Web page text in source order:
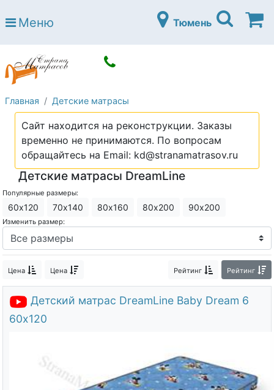
Страна матрасов
Open submenu (Матрасы)
Open submenu (Кровати)
Кровати
Open submenu (Аксессуары)
Open submenu (Диваны)
Диваны
Open submenu (Постельное белье)
Постельное белье
Open submenu (Мебель)
Мебель
Open submenu (Основания)
Основания
Open submenu (Детские матрасы)
Детские матрасы
Open submenu (Детские кровати)
Open submenu (Шкафы)
Шкафы
Контакты
Меню Тюмень
Главная Детские матрасы
Сайт находится на реконструкции. Заказы
временно не принимаются. По вопросам
обращайтесь на Email: kd@stranamatrasov.ru
Детские матрасы DreamLine
Популярные размеры:
60х120 70х140 80х160 80х200 90х200
Изменить размер:
Цена Цена Рейтинг Рейтинг
Детский матрас DreamLine Baby Dream 6
60х120